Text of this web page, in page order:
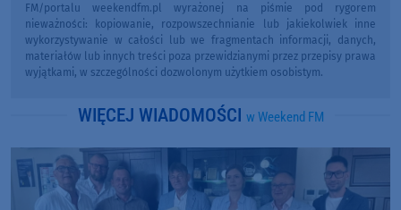
FM/portalu weekendfm.pl wyrażonej na piśmie pod rygorem
nieważności: kopiowanie, rozpowszechnianie lub jakiekolwiek inne
wykorzystywanie w całości lub we fragmentach informacji, danych,
materiałów lub innych treści poza przewidzianymi przez przepisy prawa
wyjątkami, w szczególności dozwolonym użytkiem osobistym.
WIĘCEJ WIADOMOŚCI w Weekend FM